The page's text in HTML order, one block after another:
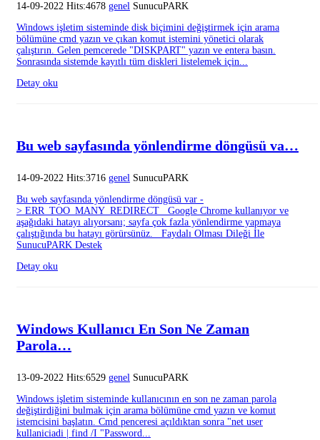
14-09-2022 Hits:4678 genel SunucuPARK
Windows işletim sisteminde disk biçimini değiştirmek için arama
bölümüne cmd yazın ve çıkan komut istemini yönetici olarak
çalıştırın. Gelen pemcerede "DISKPART" yazın ve entera basın.
Sonrasında sistemde kayıtlı tüm diskleri listelemek için...
Detay oku
Bu web sayfasında yönlendirme döngüsü va…
14-09-2022 Hits:3716 genel SunucuPARK
Bu web sayfasında yönlendirme döngüsü var -
> ERR_TOO_MANY_REDIRECT Google Chrome kullanıyor ve
aşağıdaki hatayı alıyorsanı; sayfa çok fazla yönlendirme yapmaya
çalıştığında bu hatayı görürsünüz. Faydalı Olması Dileği İle
SunucuPARK Destek
Detay oku
Windows Kullanıcı En Son Ne Zaman
Parola…
13-09-2022 Hits:6529 genel SunucuPARK
Windows işletim sisteminde kullanıcının en son ne zaman parola
değiştirdiğini bulmak için arama bölümüne cmd yazın ve komut
istemcisini başlatın. Cmd penceresi açıldıktan sonra "net user
kullaniciadi | find /I "Password...